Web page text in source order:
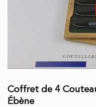
Coffret de 4
Ébène